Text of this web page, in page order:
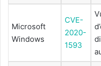
Microsoft
Windows
CVE-
2020-
1593